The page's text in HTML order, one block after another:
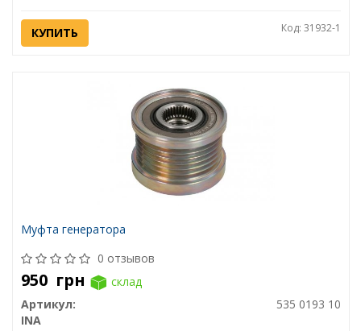
КУПИТЬ Код: 31932-1
Муфта генератора
0 отзывов
950 грн
склад
Артикул:
535 0193 10
INA